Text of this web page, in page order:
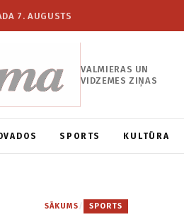
7. AUGUSTS
VALMIERAS UN
VIDZEMES ZIŅAS
SPORTS KULTŪRA
SĀKUMS / SPORTS